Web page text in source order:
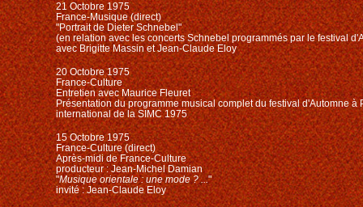
21 Octobre 1975
France-Musique (direct)
"Portrait de Dieter Schnebel"
(en relation avec les concerts Schnebel programmés par le festival
avec Brigitte Massin et Jean-Claude Eloy
20 Octobre 1975
France-Culture
Entretien avec Maurice Fleuret
Présentation du programme musical complet du festival d'Automne à
international de la SIMC 1975
15 Octobre 1975
France-Culture (direct)
Après-midi de France-Culture
producteur : Jean-Michel Damian
"Musique orientale : une mode ? ..."
invité : Jean-Claude Eloy